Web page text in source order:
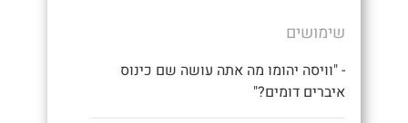
שימושים
- "וויסה יהומו מה אתה עושה שם כינוס
איברים דומים?"